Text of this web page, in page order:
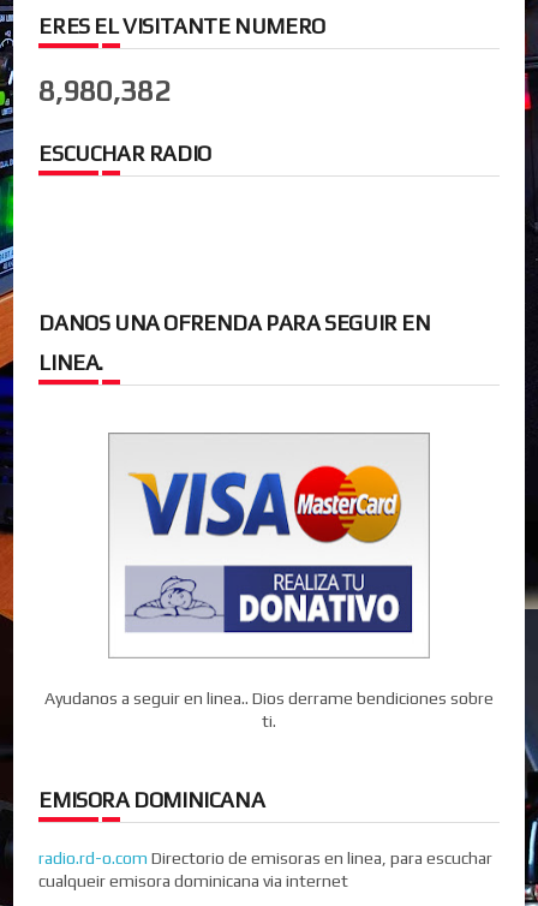
ERES EL VISITANTE NUMERO
8,980,382
ESCUCHAR RADIO
DANOS UNA OFRENDA PARA SEGUIR EN
LINEA.
Ayudanos a seguir en linea.. Dios derrame bendiciones sobre
ti.
EMISORA DOMINICANA
radio.rd-o.com Directorio de emisoras en linea, para escuchar
cualqueir emisora dominicana via internet